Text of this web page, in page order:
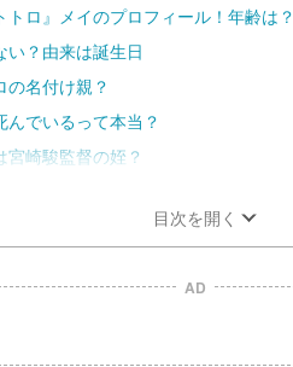
トロ』メイのプロフィール！年齢は？
い？由来は誕生日
の名付け親？
んでいるって本当？
宮崎駿監督の姪？
目次を開く
AD